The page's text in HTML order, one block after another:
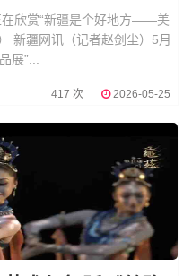
在欣赏“新疆是个好地方——美
新疆网讯（记者赵剑尘）5月
”...
417 次 2026-05-25